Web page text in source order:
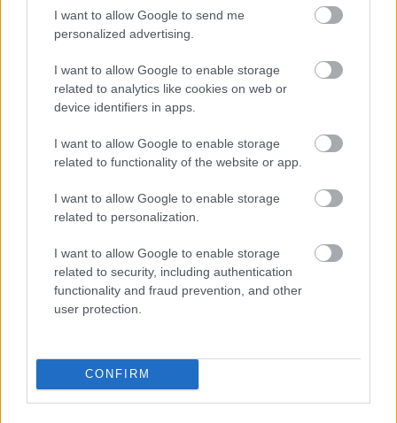
I want to allow Google to send me
personalized advertising.
I want to allow Google to enable storage
related to analytics like cookies on web or
device identifiers in apps.
I want to allow Google to enable storage
related to functionality of the website or app.
I want to allow Google to enable storage
related to personalization.
I want to allow Google to enable storage
related to security, including authentication
functionality and fraud prevention, and other
user protection.
CONFIRM
11 éve
Meg én is, László=János, és bocsánat!
11 éve
Amit eddig véghezvitt a Fidesz a törvényesített
lopások keretében, az semmi lesz ahhoz képest , ami
majd ezután következik... Most, nagyon kedvez nekik
az EU válsága és a bevándorlás problémája, így
mindent sokkal feltűnésmentesebben lehet csinálni.
Csatos Bambi
11 éve